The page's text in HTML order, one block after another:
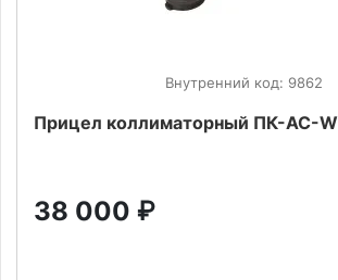
Внутренний код: 9862
Прицел коллиматорный ПК-АС-W
38 000 ₽